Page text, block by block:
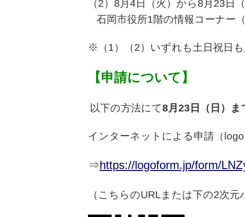
（2）8月4日（火）から8月23日
石岡市役所1階の情報コーナー（
※（1）（2）いずれも土日祝日も
【申請について】
以下の方法にて8月23日（日）ま
インターネットによる申請（
⇒https://logoform.jp/form/
（こちらのURLまたは下の2次